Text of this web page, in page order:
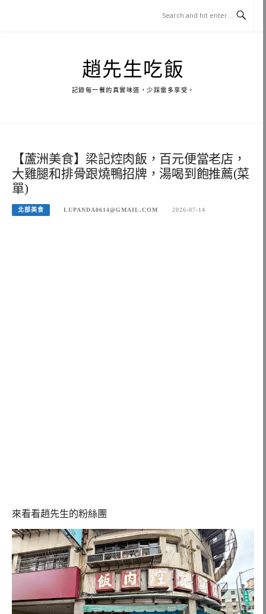
趙先生吃飯
記錄每一餐的真實味道，少踩雷多享受。
【蘆洲美食】梁記焢肉飯，百元便當老店，
大雞腿和排骨跟燒鴨招牌，湯喝到飽推薦(菜
單)
北部美食 LUPANDA0614@GMAIL.COM 2026-07-14
來看看趙先生的粉絲團